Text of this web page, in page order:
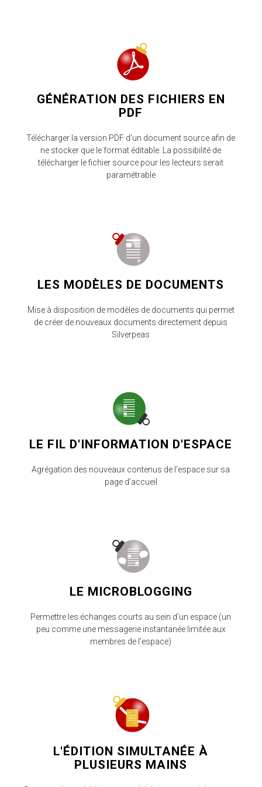
GÉNÉRATION DES FICHIERS EN
PDF
Télécharger la version PDF d’un document source afin de
ne stocker que le format éditable. La possibilité de
télécharger le fichier source pour les lecteurs serait
paramétrable
LES MODÈLES DE DOCUMENTS
Mise à disposition de modèles de documents qui permet
de créer de nouveaux documents directement depuis
Silverpeas
LE FIL D'INFORMATION D'ESPACE
Agrégation des nouveaux contenus de l’espace sur sa
page d’accueil
LE MICROBLOGGING
Permettre les échanges courts au sein d’un espace (un
peu comme une messagerie instantanée limitée aux
membres de l’espace)
L'ÉDITION SIMULTANÉE À
PLUSIEURS MAINS